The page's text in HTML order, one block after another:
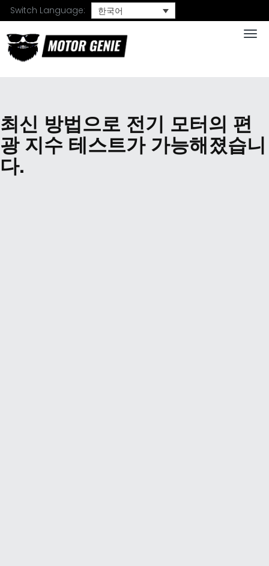
Switch Language:
한국어
최신 방법으로 전기 모터의 편
광 지수 테스트가 가능해졌습니
다.